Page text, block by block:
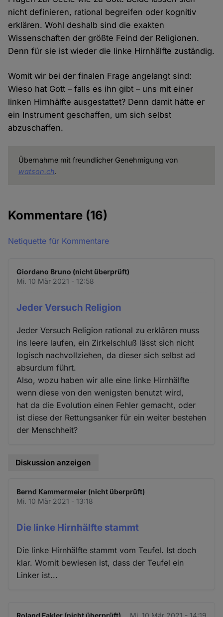
nicht definieren, rational begreifen oder kognitiv
erklären. Wohl deshalb sind die exakten
Wissenschaften der größte Feind der Religionen.
Denn für sie ist wieder die linke Hirnhälfte zuständig.
Womit wir bei der finalen Frage angelangt sind:
Wieso hat Gott – falls es ihn gibt – uns mit einer
linken Hirnhälfte ausgestattet? Denn damit hätte er
ein Instrument geschaffen, um sich selbst
abzuschaffen.
Übernahme mit freundlicher Genehmigung von
watson.ch.
Kommentare (16)
Netiquette für Kommentare
Giordano Bruno (nicht überprüft)
Mi. 10 Mär 2021 - 12:58
Jeder Versuch Religion
Jeder Versuch Religion rational zu erklären muss
ins leere laufen, ein Zirkelschluß lässt sich nicht
logisch nachvollziehen, da dieser sich selbst ad
absurdum führt.
Also, wozu haben wir alle eine linke Hirnhälfte
wenn diese von den wenigsten benutzt wird,
hat da die Evolution einen Fehler gemacht, oder
ist diese der Rettungsanker für ein weiter bestehen
der Menschheit?
Diskussion anzeigen
Bernd Kammermeier (nicht überprüft)
Mi. 10 Mär 2021 - 13:18
Die linke Hirnhälfte stammt
Die linke Hirnhälfte stammt vom Teufel. Ist doch
klar. Womit bewiesen ist, dass der Teufel ein
Linker ist...
Roland Fakler (nicht überprüft) Mi. 10 Mär 2021 - 14:19